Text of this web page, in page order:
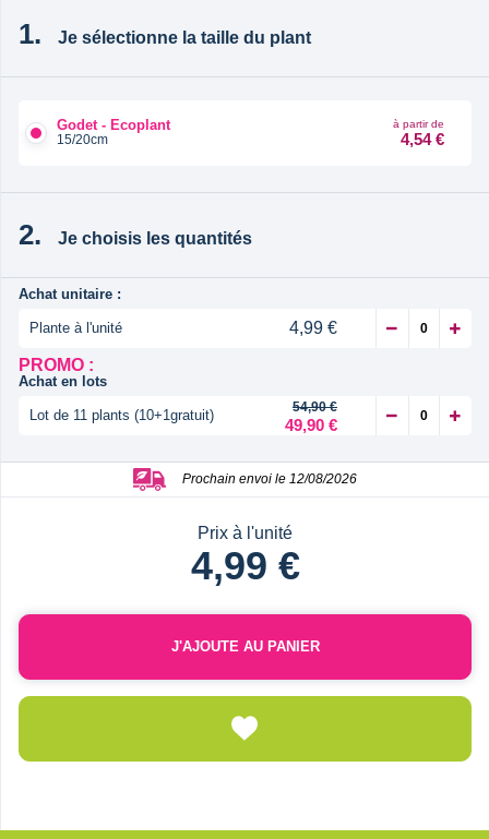
Je sélectionne la taille du plant
Godet - Ecoplant
15/20cm
à partir de
4,54 €
Je choisis les quantités
Achat unitaire :
Plante à l'unité
4,99 €
PROMO :
Achat en lots
Lot de 11 plants (10+1gratuit) 54,90 €
49,90 €
Prochain envoi le 12/08/2026
Prix à l'unité
4,99 €
J'AJOUTE AU PANIER